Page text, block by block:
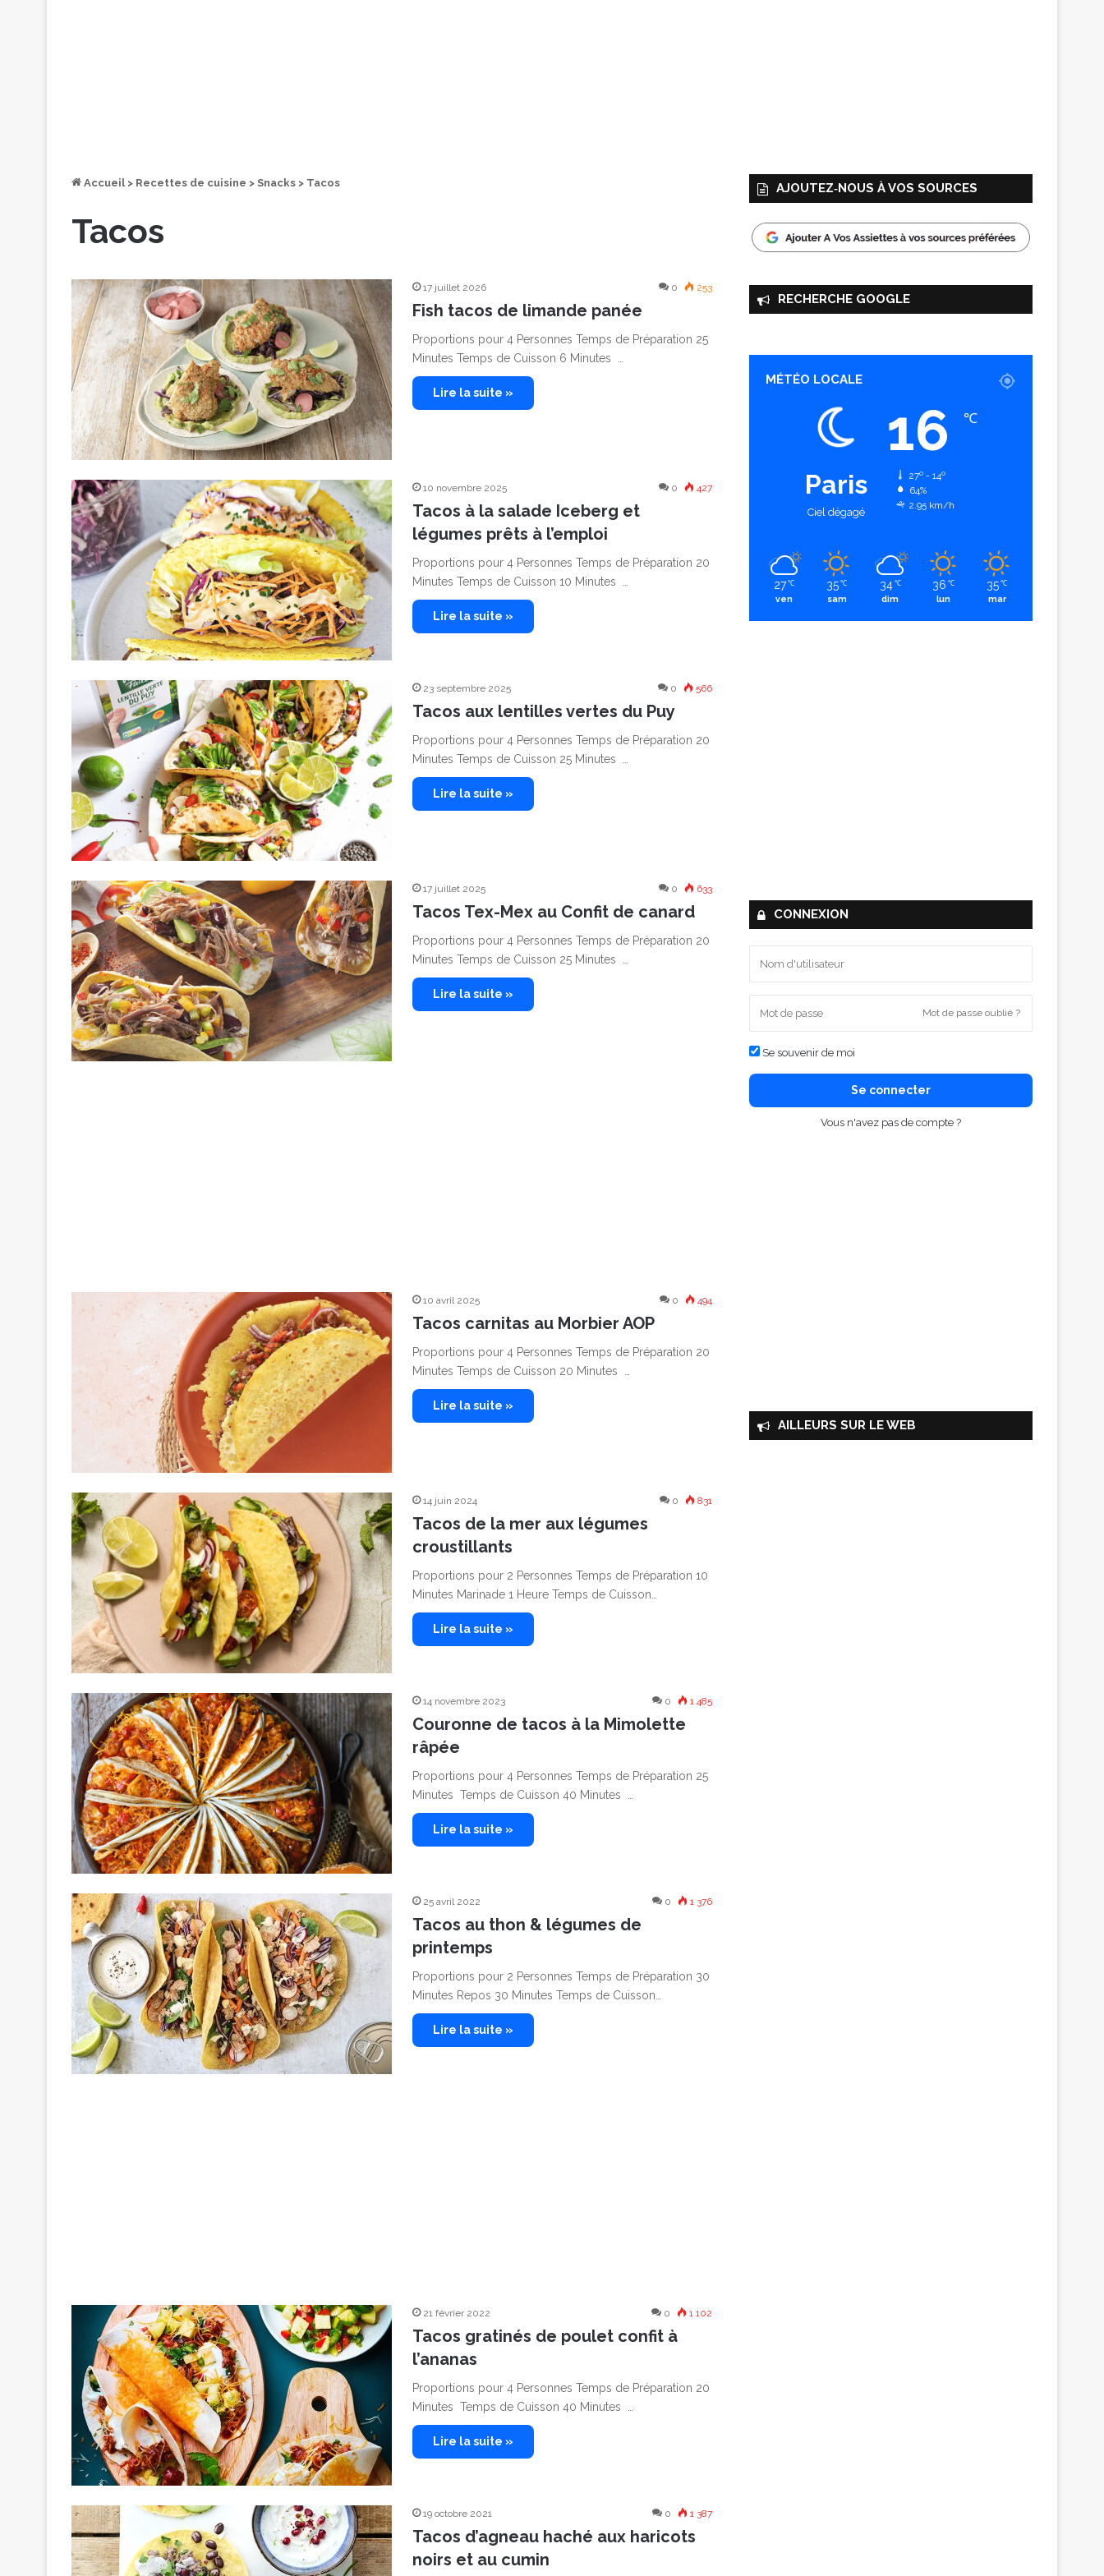
Accueil > Recettes de cuisine > Snacks > Tacos
Tacos
17 juillet 2026 0 253
Fish tacos de limande panée
Proportions pour 4 Personnes Temps de Préparation 25
Minutes Temps de Cuisson 6 Minutes …
Lire la suite »
10 novembre 2025 0 427
Tacos à la salade Iceberg et
légumes prêts à l’emploi
Proportions pour 4 Personnes Temps de Préparation 20
Minutes Temps de Cuisson 10 Minutes …
Lire la suite »
23 septembre 2025 0 566
Tacos aux lentilles vertes du Puy
Proportions pour 4 Personnes Temps de Préparation 20
Minutes Temps de Cuisson 25 Minutes …
Lire la suite »
17 juillet 2025 0 633
Tacos Tex-Mex au Confit de canard
Proportions pour 4 Personnes Temps de Préparation 20
Minutes Temps de Cuisson 25 Minutes …
Lire la suite »
10 avril 2025 0 494
Tacos carnitas au Morbier AOP
Proportions pour 4 Personnes Temps de Préparation 20
Minutes Temps de Cuisson 20 Minutes …
Lire la suite »
14 juin 2024 0 831
Tacos de la mer aux légumes
croustillants
Proportions pour 2 Personnes Temps de Préparation 10
Minutes Marinade 1 Heure Temps de Cuisson…
Lire la suite »
14 novembre 2023 0 1 485
Couronne de tacos à la Mimolette
râpée
Proportions pour 4 Personnes Temps de Préparation 25
Minutes Temps de Cuisson 40 Minutes …
Lire la suite »
25 avril 2022 0 1 376
Tacos au thon & légumes de
printemps
Proportions pour 2 Personnes Temps de Préparation 30
Minutes Repos 30 Minutes Temps de Cuisson…
Lire la suite »
21 février 2022 0 1 102
Tacos gratinés de poulet confit à
l’ananas
Proportions pour 4 Personnes Temps de Préparation 20
Minutes Temps de Cuisson 40 Minutes …
Lire la suite »
19 octobre 2021 0 1 387
Tacos d’agneau haché aux haricots
noirs et au cumin
AJOUTEZ‑NOUS À VOS SOURCES
RECHERCHE GOOGLE
MÉTÉO LOCALE
Paris
Ciel dégagé
16 ℃
27º - 14º
64%
2.95 km/h
27 ℃
ven
35 ℃
sam
34 ℃
dim
36 ℃
lun
35 ℃
mar
CONNEXION
Mot de passe oublié ?
Se souvenir de moi
Se connecter
Vous n'avez pas de compte ?
AILLEURS SUR LE WEB